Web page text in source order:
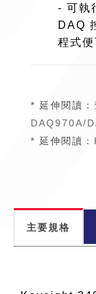
- 可執
DAQ
程式
* 延伸閱讀：
DAQ970A/
* 延伸閱讀：
主要規格